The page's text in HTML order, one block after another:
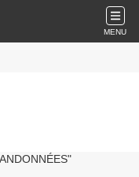
MENU